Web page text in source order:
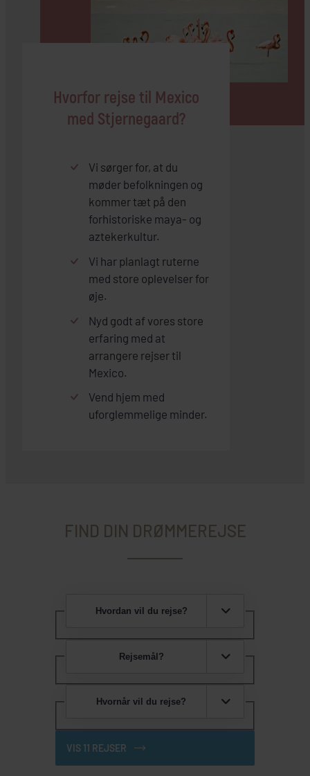
Hvorfor rejse til Mexico
med Stjernegaard?
Vi sørger for, at du
møder befolkningen og
kommer tæt på den
forhistoriske maya- og
aztekerkultur.
Vi har planlagt ruterne
med store oplevelser for
øje.
Nyd godt af vores store
erfaring med at
arrangere rejser til
Mexico.
Vend hjem med
uforglemmelige minder.
FIND DIN DRØMMEREJSE
Hvordan vil du rejse?
Rejsemål?
Hvornår vil du rejse?
VIS 11 REJSER